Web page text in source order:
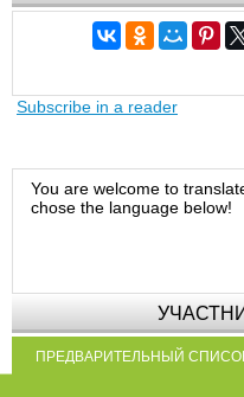
Subscribe in a reader
You are welcome to
chose the language below!
ПРЕДВАРИТЕЛЬНЫЙ